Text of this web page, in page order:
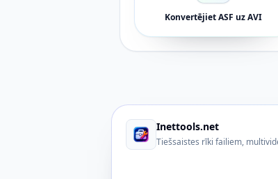
Konvertējiet ASF uz AVI
Inettools.net
Tiešsaistes rīki failiem,